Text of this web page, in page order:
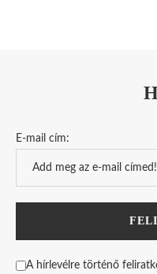
E-mail cím:
A hírlevélre történő